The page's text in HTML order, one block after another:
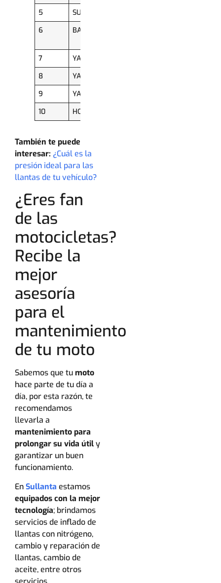
5
SUZUKI
6
BAJAJ
7 YAMAHA
8
YAMAHA
9
YAMAHA
10
HONDA
También te puede
interesar: ¿Cuál es la
presión ideal para las
llantas de tu vehículo?
¿Eres fan
de las
motocicletas?
Recibe la
mejor
asesoría
para el
mantenimiento
de tu moto
Sabemos que tu moto
hace parte de tu día a
día, por esta razón, te
recomendamos
llevarla a
mantenimiento para
prolongar su vida útily
garantizar un buen
funcionamiento.
EnSullanta estamos
equipados con la mejor
tecnología; brindamos
servicios de inflado de
llantas con nitrógeno,
cambio y reparación de
llantas, cambio de
aceite, entre otros